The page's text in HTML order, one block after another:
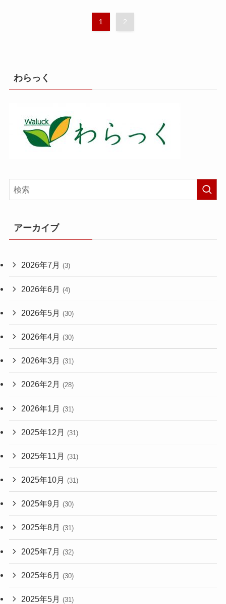
1 2
わらっく
アーカイブ
2026年7月 (3)
2026年6月 (4)
2026年5月 (30)
2026年4月 (30)
2026年3月 (31)
2026年2月 (28)
2026年1月 (31)
2025年12月 (31)
2025年11月 (31)
2025年10月 (31)
2025年9月 (30)
2025年8月 (31)
2025年7月 (32)
2025年6月 (30)
2025年5月 (31)